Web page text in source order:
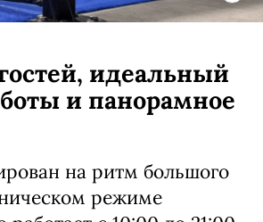
идеальный
и панорамное
на ритм большого